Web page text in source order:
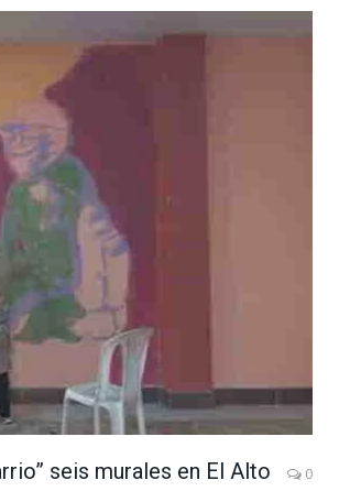
seis murales en El Alto 0